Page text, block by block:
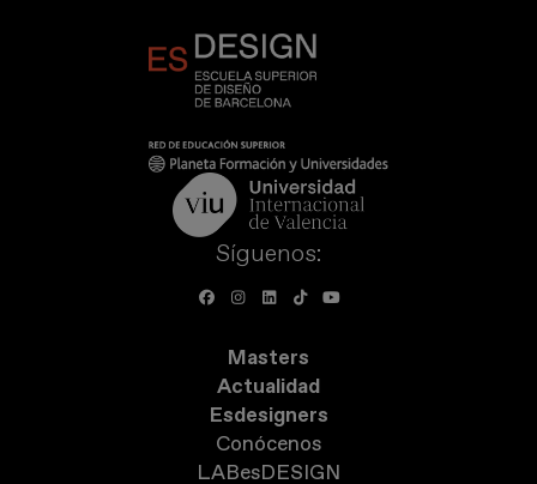
Síguenos:
Masters
Actualidad
Esdesigners
Conócenos
LABesDESIGN